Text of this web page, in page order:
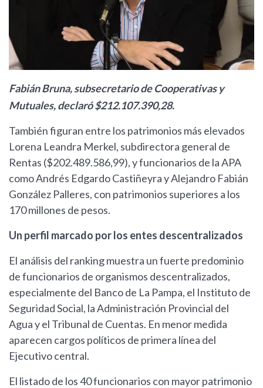
Fabián Bruna, subsecretario de Cooperativas y
Mutuales, declaró $212.107.390,28.
También figuran entre los patrimonios más elevados
Lorena Leandra Merkel, subdirectora general de
Rentas ($202.489.586,99), y funcionarios de la APA
como Andrés Edgardo Castiñeyra y Alejandro Fabián
González Palleres, con patrimonios superiores a los
170 millones de pesos.
Un perfil marcado por los entes descentralizados
El análisis del ranking muestra un fuerte predominio
de funcionarios de organismos descentralizados,
especialmente del Banco de La Pampa, el Instituto de
Seguridad Social, la Administración Provincial del
Agua y el Tribunal de Cuentas. En menor medida
aparecen cargos políticos de primera línea del
Ejecutivo central.
El listado de los 40 funcionarios con mayor patrimonio